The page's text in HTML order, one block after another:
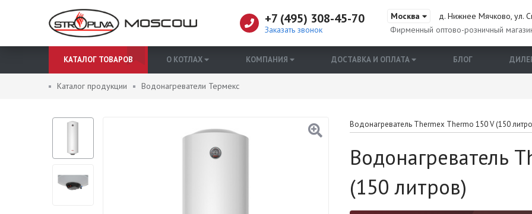
+7 (495) 308-45-70
Заказать звонок
Москва
д. Нижнее Мячково, ул.
Фирменный оптово-розничный
КАТАЛОГ ТОВАРОВ О КОТЛАХ КОМПАНИЯ ДОСТАВКА И ОПЛАТА БЛОГ
Каталог продукции Водонагреватели Термекс
Водонагреватель Thermex Thermo 150 V (150
Водонагреватель
(150 литров)